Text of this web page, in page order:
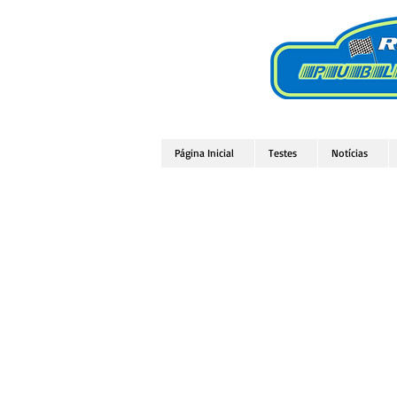
Página Inicial Testes Notícias